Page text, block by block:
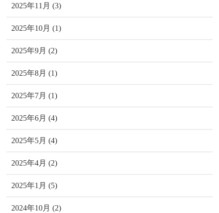
2025年11月 (3)
2025年10月 (1)
2025年9月 (2)
2025年8月 (1)
2025年7月 (1)
2025年6月 (4)
2025年5月 (4)
2025年4月 (2)
2025年1月 (5)
2024年10月 (2)